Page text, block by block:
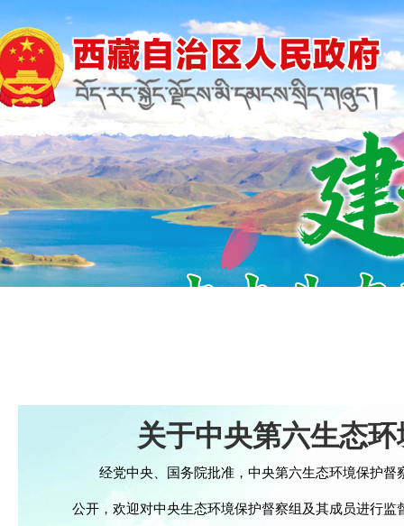
关于中央第六生态
经党中央、国务院批准，中央第六生态环境保护
公开，欢迎对中央生态环境保护督察组及其成员进行